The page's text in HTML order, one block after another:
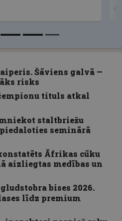
Šāviens galvā —
risks
tituls atkal
staltbriežu
seminārā
Āfrikas cūku
aizliegtas medības un
bises 2026.
līdz premium